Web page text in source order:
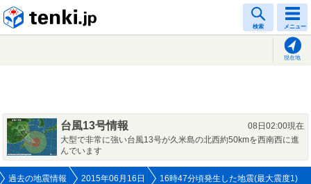
検索 メニュー
現在地
台風13号情報
08日02:00現在
大型で非常に強い台風13号が久米島の北西約50kmを西南西に進
んでいます
過去の地震情報 2015年06月16日 16時47分頃発生した地震(最大震度1)